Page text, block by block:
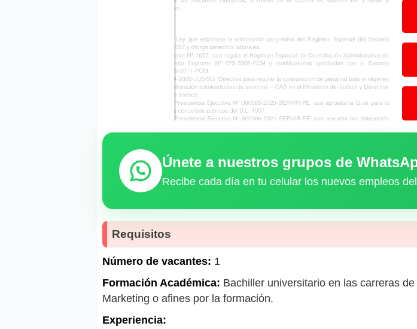
Únete a nuestros grupos de
Recibe cada día en tu celular los nuevos empleos
Requisitos
Número de vacantes: 1
Formación Académica: Bachiller universitario en las carreras
Marketing o afines por la formación.
Experiencia: